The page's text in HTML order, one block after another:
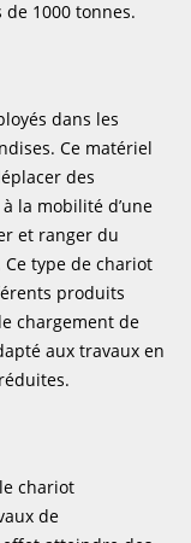
1000 tonnes.
dans les
Ce matériel
des
la mobilité d’une
et ranger du
type de chariot
produits
chargement de
aux travaux en
chariot
de